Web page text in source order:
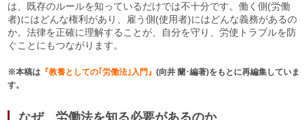
は、既存のルールを知っているだけでは不十分です。働く側(労働
者)にはどんな権利があり、雇う側(使用者)にはどんな義務があるの
か。法律を正確に理解することが、自分を守り、労使トラブルを防
ぐことにもつながります。
※本稿は 『教養としての｢労働法｣入門 』(向井 蘭･編著)をもとに再編集していま
す。